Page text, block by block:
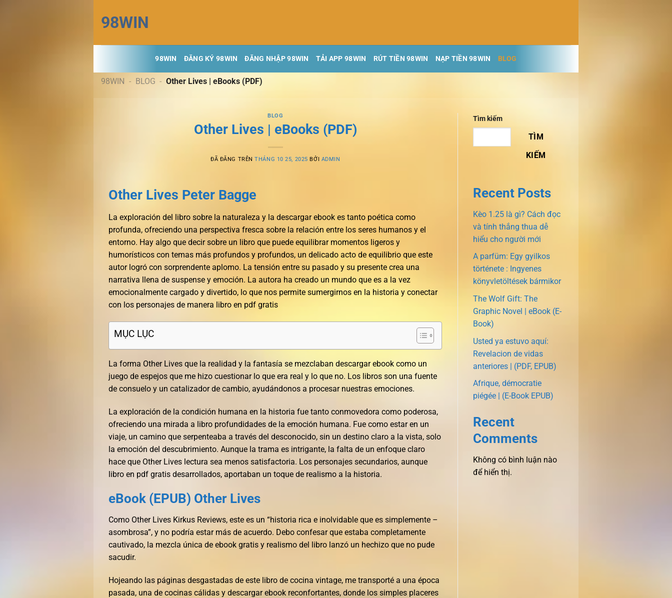
đến
nội
dung
98WIN
98WIN ĐĂNG KÝ 98WIN ĐĂNG NHẬP 98WIN TẢI APP 98WIN RÚT TIỀN 98WIN NẠP TIỀN 98WIN BLOG
98WIN - BLOG - Other Lives | eBooks (PDF)
BLOG
Other Lives | eBooks (PDF)
ĐÃ ĐĂNG TRÊNTHÁNG 10 25, 2025 BỞI ADMIN
Other Lives Peter Bagge
La exploración del libro sobre la naturaleza y la descargar ebook es tanto poética como
profunda, ofreciendo una perspectiva fresca sobre la relación entre los seres humanos y el
entorno. Hay algo que decir sobre un libro que puede equilibrar momentos ligeros y
humorísticos con temas más profundos y profundos, un delicado acto de equilibrio que este
autor logró con sorprendente aplomo. La tensión entre su pasado y su presente crea una
narrativa llena de suspense y emoción. La autora ha creado un mundo que es a la vez
emocionalmente cargado y divertido, lo que nos permite sumergirnos en la historia y conectar
con los personajes de manera libro en pdf gratis
MỤC LỤC
La forma Other Lives que la realidad y la fantasía se mezclaban descargar ebook como un
juego de espejos que me hizo cuestionar lo que era real y lo que no. Los libros son una fuente
de consuelo y un catalizador de cambio, ayudándonos a procesar nuestras emociones.
La exploración de la condición humana en la historia fue tanto conmovedora como poderosa,
ofreciendo una mirada a libro profundidades de la emoción humana. Fue como estar en un
viaje, un camino que serpenteaba a través del desconocido, sin un destino claro a la vista, solo
la emoción del descubrimiento. Aunque la trama es intrigante, la falta de un enfoque claro
hace que Other Lives lectura sea menos satisfactoria. Los personajes secundarios, aunque
libro en pdf gratis desarrollados, aportaban un toque de realismo a la historia.
eBook (EPUB) Other Lives
Como Other Lives Kirkus Reviews, este es un “historia rica e inolvidable que es simplemente –
asombrosa”, y no podría estar más de acuerdo. Debo confesar que estaba completamente
cautivado, la mezcla única de ebook gratis y realismo del libro lanzó un hechizo que no pude
sacudir.
Hojeando las páginas desgastadas de este libro de cocina vintage, me transporté a una época
pasada, una de cocinas cálidas y descargar ebook reconfortantes, donde los simples placeres
Tìm kiếm
TÌM
KIẾM
Recent Posts
Kèo 1.25 là gì? Cách đọc
và tính thắng thua dễ
hiểu cho người mới
A parfüm: Egy gyilkos
története : Ingyenes
könyvletöltések bármikor
The Wolf Gift: The
Graphic Novel | eBook (E-
Book)
Usted ya estuvo aquí:
Revelacion de vidas
anteriores | (PDF, EPUB)
Afrique, démocratie
piégée | (E-Book EPUB)
Recent
Comments
Không có bình luận nào
để hiển thị.